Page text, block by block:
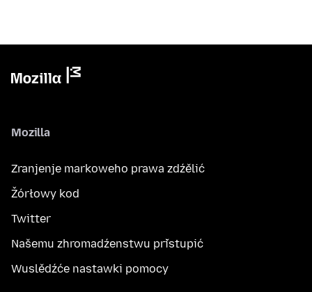
Mozilla
Zranjenje markoweho prawa zdźělić
Žórłowy kod
Twitter
Našemu zhromadźenstwu přistupić
Wuslědźće nastawki pomocy